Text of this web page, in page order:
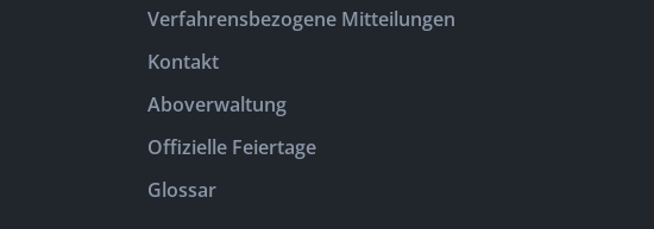
Verfahrensbezogene Mitteilungen
Kontakt
Aboverwaltung
Offizielle Feiertage
Glossar